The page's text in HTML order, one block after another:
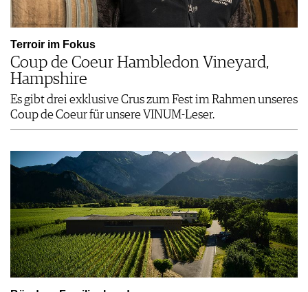
Terroir im Fokus
Coup de Coeur Hambledon Vineyard,
Hampshire
Es gibt drei exklusive Crus zum Fest im Rahmen unseres
Coup de Coeur für unsere VINUM-Leser.